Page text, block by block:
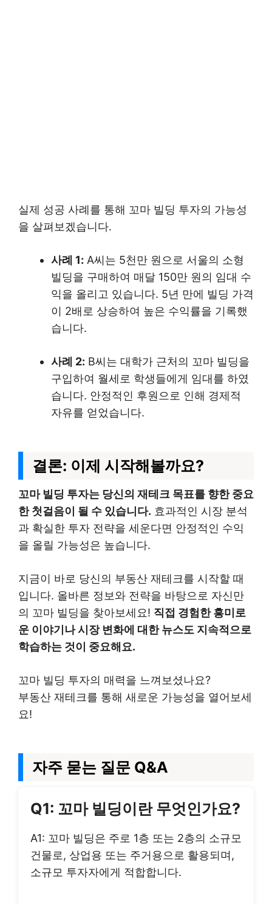
실제 성공 사례를 통해 꼬마 빌딩 투자의 가능성
을 살펴보겠습니다.
사례 1: A씨는 5천만 원으로 서울의 소형
빌딩을 구매하여 매달 150만 원의 임대 수
익을 올리고 있습니다. 5년 만에 빌딩 가격
이 2배로 상승하여 높은 수익률을 기록했
습니다.
사례 2: B씨는 대학가 근처의 꼬마 빌딩을
구입하여 월세로 학생들에게 임대를 하였
습니다. 안정적인 후원으로 인해 경제적
자유를 얻었습니다.
결론: 이제 시작해볼까요?
꼬마 빌딩 투자는 당신의 재테크 목표를 향한 중요
한 첫걸음이 될 수 있습니다. 효과적인 시장 분석
과 확실한 투자 전략을 세운다면 안정적인 수익
을 올릴 가능성은 높습니다.
지금이 바로 당신의 부동산 재테크를 시작할 때
입니다. 올바른 정보와 전략을 바탕으로 자신만
의 꼬마 빌딩을 찾아보세요! 직접 경험한 흥미로
운 이야기나 시장 변화에 대한 뉴스도 지속적으로
학습하는 것이 중요해요.
꼬마 빌딩 투자의 매력을 느껴보셨나요?
부동산 재테크를 통해 새로운 가능성을 열어보세
요!
자주 묻는 질문 Q&A
Q1: 꼬마 빌딩이란 무엇인가요?
A1: 꼬마 빌딩은 주로 1층 또는 2층의 소규모
건물로, 상업용 또는 주거용으로 활용되며,
소규모 투자자에게 적합합니다.